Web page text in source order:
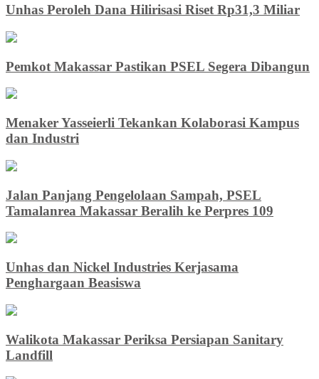
Unhas Peroleh Dana Hilirisasi Riset Rp31,3 Miliar
Pemkot Makassar Pastikan PSEL Segera Dibangun
Menaker Yasseierli Tekankan Kolaborasi Kampus
dan Industri
Jalan Panjang Pengelolaan Sampah, PSEL
Tamalanrea Makassar Beralih ke Perpres 109
Unhas dan Nickel Industries Kerjasama
Penghargaan Beasiswa
Walikota Makassar Periksa Persiapan Sanitary
Landfill